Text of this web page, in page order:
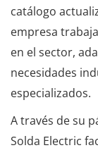
catálogo
empresa
en el sector,
necesidades
especializados.
A través de su
Solda Electric